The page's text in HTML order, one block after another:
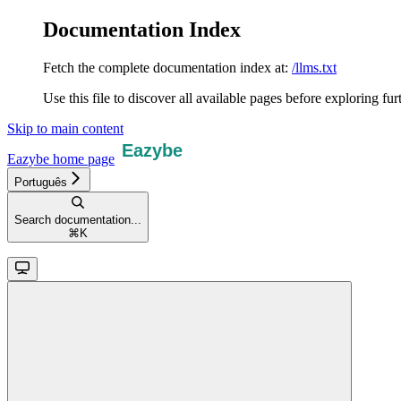
Documentation Index
Fetch the complete documentation index at: /llms.txt
Use this file to discover all available pages before exploring
Skip to main content
Eazybe home page
Português
Search documentation...
⌘ K